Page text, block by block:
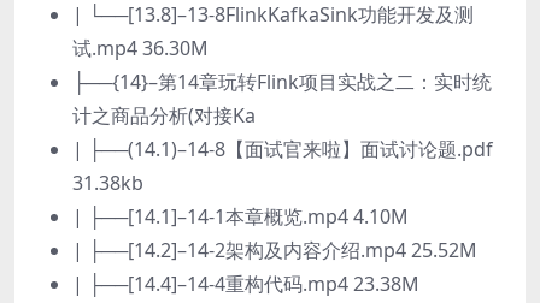
| └──[13.8]–13-8FlinkKafkaSink功能开发及测
试.mp4 36.30M
├──{14}–第14章玩转Flink项目实战之二：实时统
计之商品分析(对接Ka
| ├──(14.1)–14-8【面试官来啦】面试讨论题.pdf
31.38kb
| ├──[14.1]–14-1本章概览.mp4 4.10M
| ├──[14.2]–14-2架构及内容介绍.mp4 25.52M
| ├──[14.4]–14-4重构代码.mp4 23.38M